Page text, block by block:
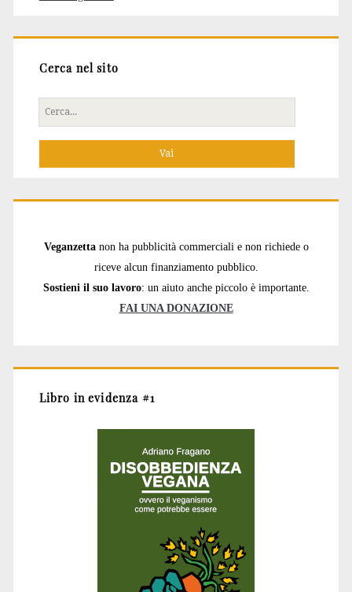
Cerca nel sito
Cerca
per:
Veganzetta non ha pubblicità commerciali e non richiede o
riceve alcun finanziamento pubblico.
Sostieni il suo lavoro: un aiuto anche piccolo è importante.
FAI UNA DONAZIONE
Libro in evidenza #1